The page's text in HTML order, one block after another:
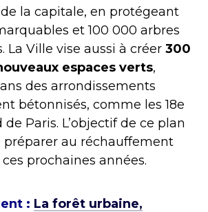
la capitale, en protégeant
et 100 000 arbres
La Ville vise aussi à créer 300
espaces verts,
des arrondissements
bétonnisés, comme les 18e
de Paris. L’objectif de ce plan
préparer au réchauffement
prochaines années.
: La forêt urbaine,